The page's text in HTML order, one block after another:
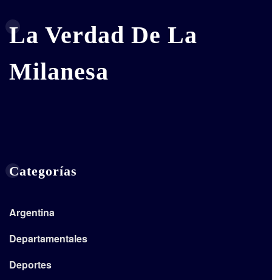
La Verdad De La
Milanesa
Categorías
Argentina
Departamentales
Deportes